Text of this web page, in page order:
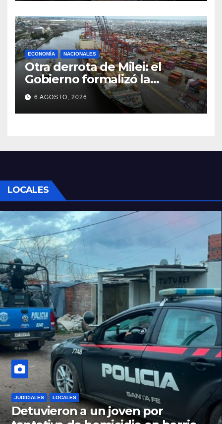
ECONOMÍA NACIONALES
Otra derrota de Milei: el
Gobierno formalizó la
marcha atrás con la
desregulación del practicaje
6 AGOSTO, 2026
LOCALES
JUDICIALES LOCALES
Detuvieron a un joven por